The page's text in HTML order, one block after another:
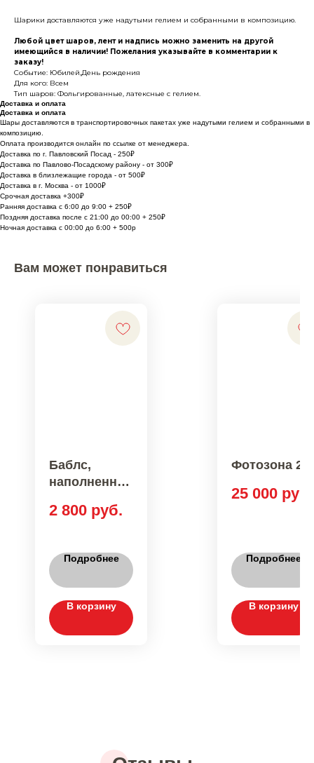
Шарики доставляются уже надутыми гелием и собранными в композицию.
Любой цвет шаров, лент и надпись можно заменить на другой
имеющийся в наличии! Пожелания указывайте в комментарии к
заказу!
Событие: Юбилей,День рождения
Для кого: Всем
Тип шаров: Фольгированные, латексные с гелием.
Доставка и оплата
Доставка и оплата
Шары доставляются в транспортировочных пакетах уже надутыми гелием и собранными в
композицию.
Оплата производится онлайн по ссылке от менеджера.
Доставка по г. Павловский Посад - 250₽
Доставка по Павлово-Посадскому району - от 300₽
Доставка в близлежащие города - от 500₽
Доставка в г. Москва - от 1000₽
Срочная доставка +300₽
Ранняя доставка с 6:00 до 9:00 + 250₽
Поздняя доставка после с 21:00 до 00:00 + 250₽
Ночная доставка с 00:00 до 6:00 + 500р
Вам может понравиться
Баблс,
наполненны
2 800 руб.
Подробнее
В корзину
Фотозона 22
25 000 руб.
Подробнее
В корзину